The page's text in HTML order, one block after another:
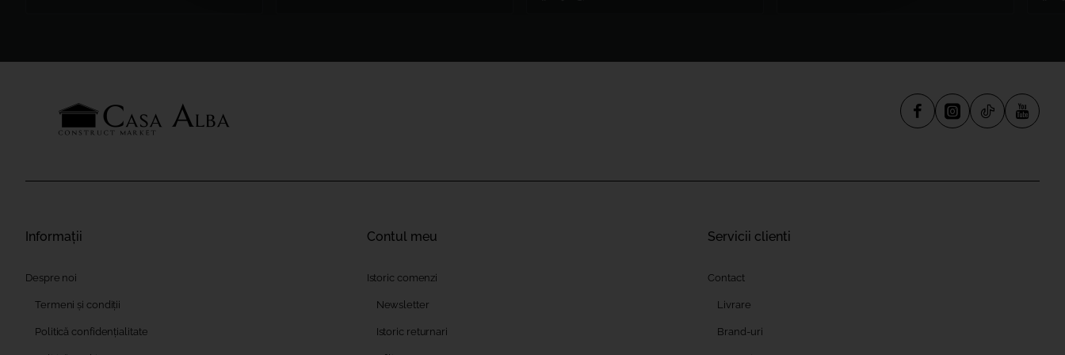
Informații
Despre noi
Termeni și condiții
Politică confidențialitate
Contul meu
Istoric comenzi
Newsletter
Istoric returnari
Servicii clienti
Contact
Livrare
Brand-uri